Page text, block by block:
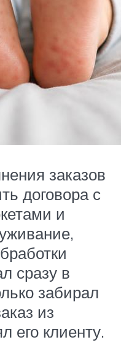
заказов
договора с
и
сразу в
забирал
из
его клиенту.